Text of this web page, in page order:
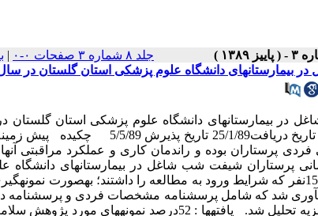
جلد ۸ شماره ۳ صفحات ۰-۰ |
دانشگاه علوم پزشکی استان گلستان در سال 88-
حمید حجتی٭ [1] ، نورالله طاهری [2] ، سیدحمید شریف نیا [3] تاریخ
پرستاران بوده و راندمان کاری و عملکرد مراقبتی آن­ها
پرستاران شیفت شب شاغل در بیمارستان­های دانشگاه
شد که شامل پرسش­نامه مشخصات فردی و پرسش­نامه
روانی و جسمانی بود. داده­ها به­وسیله آمار توصیفی و استنباطی تجزیه تحلیل شد. یافته­ها :